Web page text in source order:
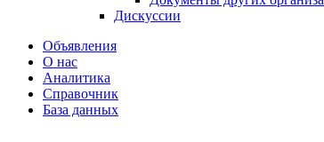
Дискуссии
Объявления
О нас
Аналитика
Справочник
База данных